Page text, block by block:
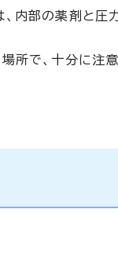
内部の薬剤と圧
所で、十分に注